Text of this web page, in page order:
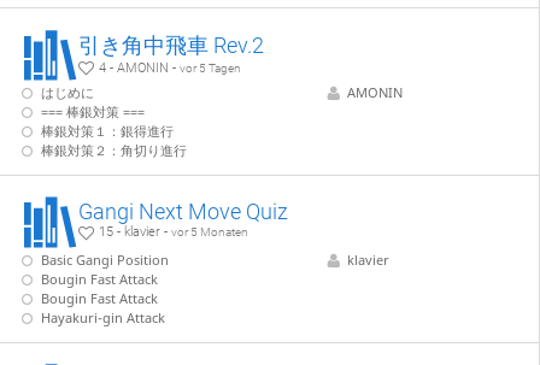
引き角中飛車 Rev.2
4 - AMONIN -vor 5 Tagen
はじめに
=== 棒銀対策 ===
棒銀対策１：銀得進行
棒銀対策２：角切り進行
AMONIN
Gangi Next Move Quiz
15 - klavier -vor 5 Monaten
Basic Gangi Position
Bougin Fast Attack
Bougin Fast Attack
Hayakuri-gin Attack
klavier